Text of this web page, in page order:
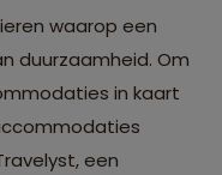
waarop een
duurzaamheid. Om
in kaart
een